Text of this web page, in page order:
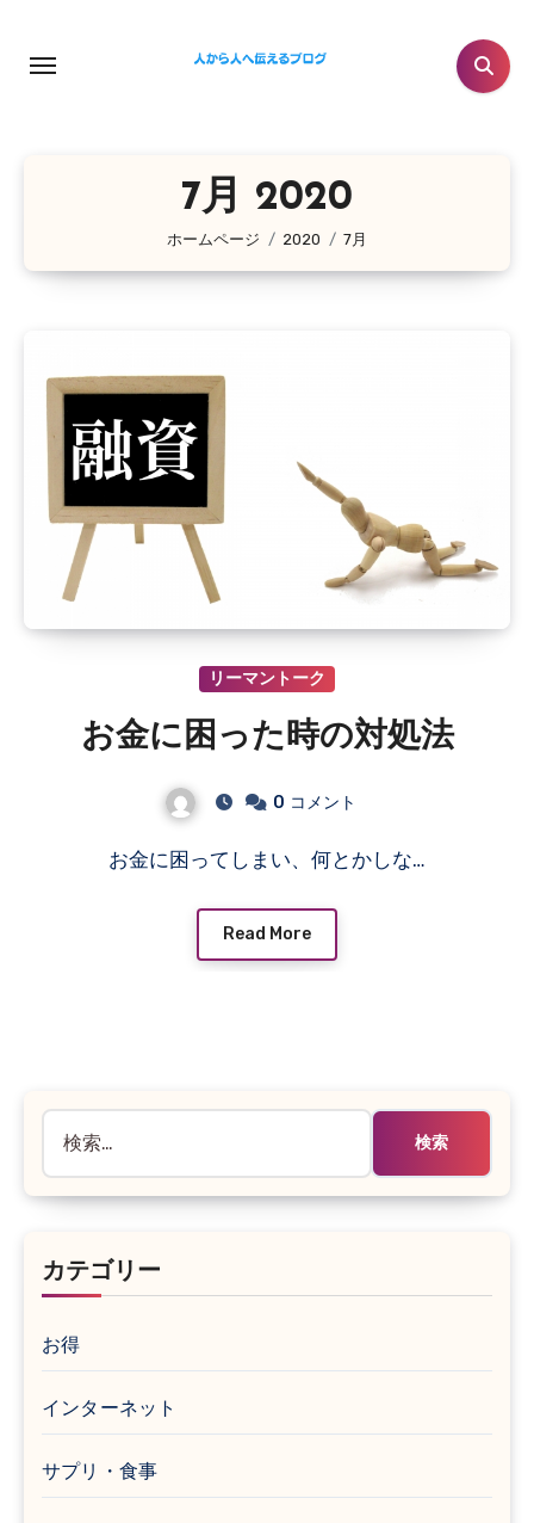
7月 2020
ホームページ 2020 7月
リーマントーク
お金に困った時の対処法
0 コメント
お金に困ってしまい、何とかしな…
Read More
カテゴリー
お得
インターネット
サプリ・食事